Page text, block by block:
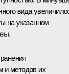
вида
на указанном
и методов их